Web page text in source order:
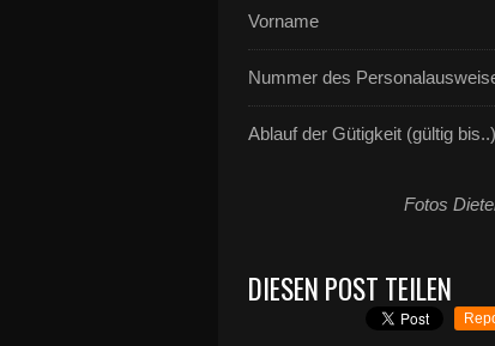
Vorname
Nummer des
Ablauf der Gütigkeit (gültig bis..)
Fotos
DIESEN POST TEILEN